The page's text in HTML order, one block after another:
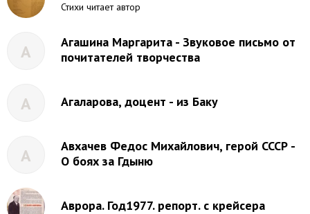
Стихи читает автор
А
Агашина Маргарита - Звуковое письмо от
почитателей творчества
А Агаларова, доцент - из Баку
А
Авхачев Федос Михайлович, герой СССР -
О боях за Гдыню
Аврора. Год1977. репорт. с крейсера